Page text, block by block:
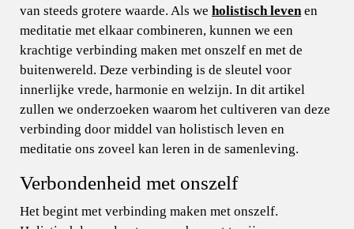
van steeds grotere waarde. Als we holistisch levenen
meditatie met elkaar combineren, kunnen we een
krachtige verbinding maken met onszelf en met de
buitenwereld. Deze verbinding is de sleutel voor
innerlijke vrede, harmonie en welzijn. In dit artikel
zullen we onderzoeken waarom het cultiveren van deze
verbinding door middel van holistisch leven en
meditatie ons zoveel kan leren in de samenleving.
Verbondenheid met onszelf
Het begint met verbinding maken met onszelf.